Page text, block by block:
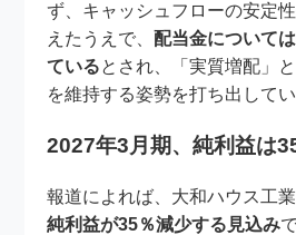
ず、キャッシュフローの安定
えたうえで、配当金について
ているとされ、「実質増配」
を維持する姿勢を打ち出してい
2027年3月期、純利益は
報道によれば、大和ハウス工
純利益が35％減少する見込み